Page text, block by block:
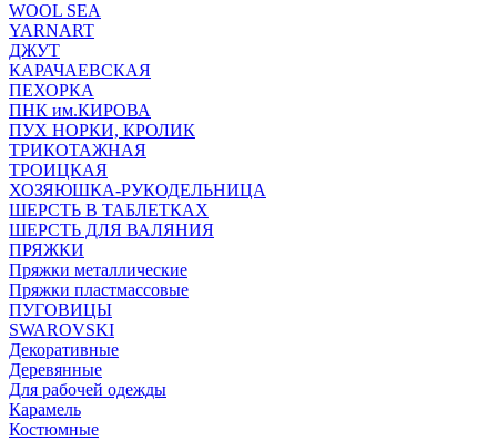
WOOL SEA
YARNART
ДЖУТ
КАРАЧАЕВСКАЯ
ПЕХОРКА
ПНК им.КИРОВА
ПУХ НОРКИ, КРОЛИК
ТРИКОТАЖНАЯ
ТРОИЦКАЯ
ХОЗЯЮШКА-РУКОДЕЛЬНИЦА
ШЕРСТЬ В ТАБЛЕТКАХ
ШЕРСТЬ ДЛЯ ВАЛЯНИЯ
ПРЯЖКИ
Пряжки металлические
Пряжки пластмассовые
ПУГОВИЦЫ
SWAROVSKI
Декоративные
Деревянные
Для рабочей одежды
Карамель
Костюмные